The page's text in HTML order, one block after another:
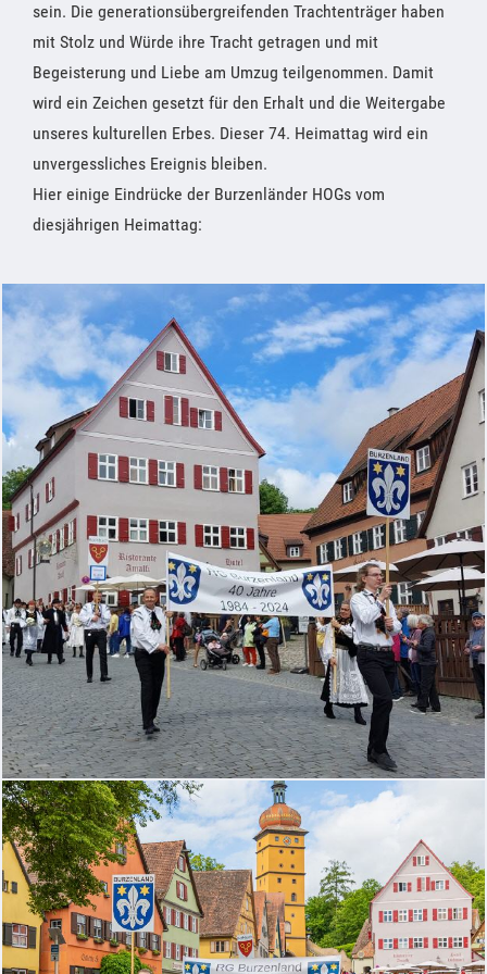
sein. Die generationsübergreifenden Trachtenträger haben
mit Stolz und Würde ihre Tracht getragen und mit
Begeisterung und Liebe am Umzug teilgenommen. Damit
wird ein Zeichen gesetzt für den Erhalt und die Weitergabe
unseres kulturellen Erbes. Dieser 74. Heimattag wird ein
unvergessliches Ereignis bleiben.
Hier einige Eindrücke der Burzenländer HOGs vom
diesjährigen Heimattag: